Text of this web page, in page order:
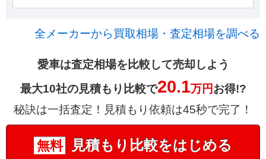
全メーカーから買取相場・査定相場を調べる
愛車は査定相場を比較して売却しよう
最大10社の見積もり比較で20.1万円お得!?
秘訣は一括査定！見積もり依頼は45秒で完了！
無料 見積もり比較をはじめる